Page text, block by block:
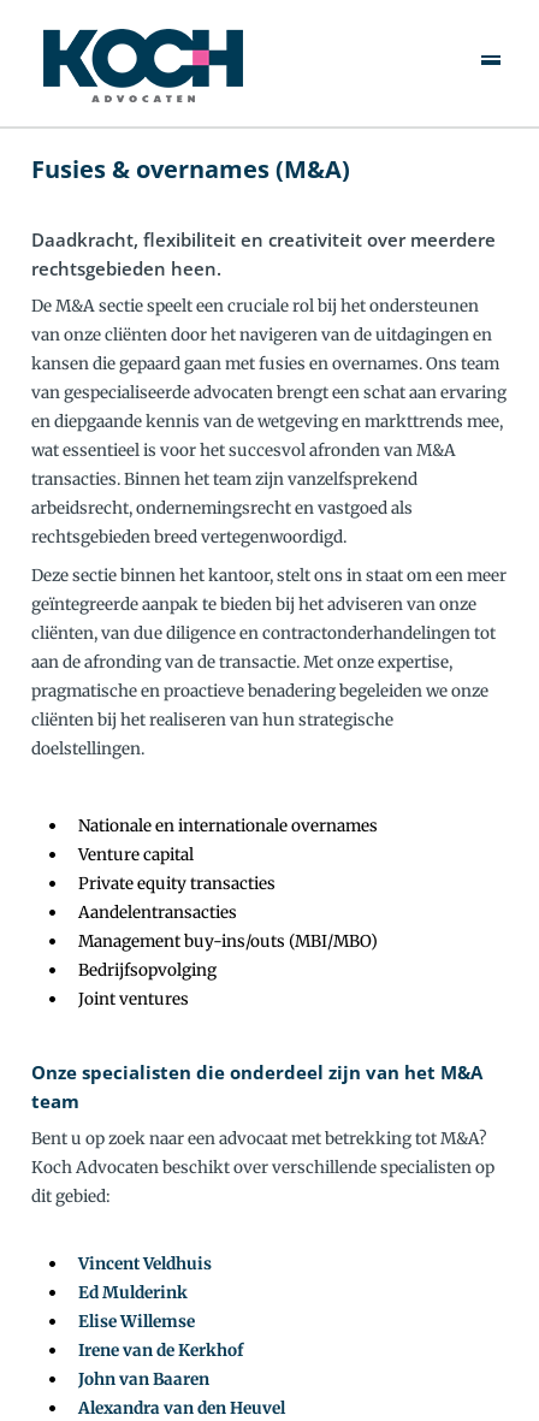
Over Ons
Specialisten
Werken Bij
Contact
Fusies & overnames (M&A)
Daadkracht, flexibiliteit en creativiteit over meerdere
rechtsgebieden heen.
De M&A sectie speelt een cruciale rol bij het ondersteunen
van onze cliënten door het navigeren van de uitdagingen en
kansen die gepaard gaan met fusies en overnames. Ons team
van gespecialiseerde advocaten brengt een schat aan ervaring
en diepgaande kennis van de wetgeving en markttrends mee,
wat essentieel is voor het succesvol afronden van M&A
transacties. Binnen het team zijn vanzelfsprekend
arbeidsrecht, ondernemingsrecht en vastgoed als
rechtsgebieden breed vertegenwoordigd.
Deze sectie binnen het kantoor, stelt ons in staat om een meer
geïntegreerde aanpak te bieden bij het adviseren van onze
cliënten, van due diligence en contractonderhandelingen tot
aan de afronding van de transactie. Met onze expertise,
pragmatische en proactieve benadering begeleiden we onze
cliënten bij het realiseren van hun strategische
doelstellingen.
Nationale en internationale overnames
Venture capital
Private equity transacties
Aandelentransacties
Management buy-ins/outs (MBI/MBO)
Bedrijfsopvolging
Joint ventures
Onze specialisten die onderdeel zijn van het M&A
team
Bent u op zoek naar een advocaat met betrekking tot M&A?
Koch Advocaten beschikt over verschillende specialisten op
dit gebied:
Vincent Veldhuis
Ed Mulderink
Elise Willemse
Irene van de Kerkhof
John van Baaren
Alexandra van den Heuvel